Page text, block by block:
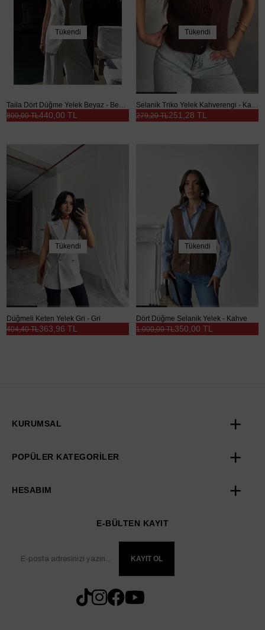
Tükendi
Taila Dört Düğme Yelek Beyaz - Beyaz
440,00 TL
800,00 TL
Tükendi
Selanik Triko Yelek Kahverengi - Kahverengi
251,28 TL
279,20 TL
Tükendi
Düğmeli Keten Yelek Gri - Gri
363,96 TL
404,40 TL
Tükendi
Dört Düğme Selanik Yelek - Kahve
350,00 TL
1.000,00 TL
KURUMSAL
POPÜLER KATEGORİLER
HESABIM
E-BÜLTEN KAYIT
KAYIT OL